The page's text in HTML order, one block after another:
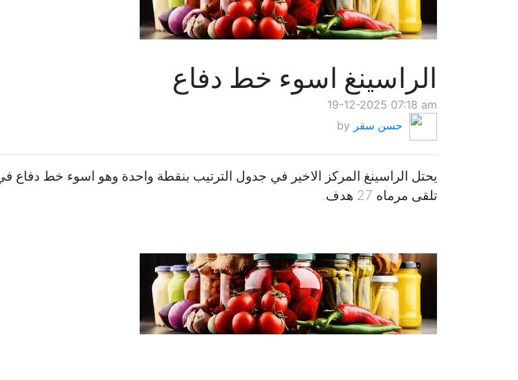
الراسينغ اسوء خط دفاع
19-12-2025 07:18 am
by حسن سقر
يحتل الراسينغ المركز الاخير في جدول الترتيب بنقطة واحدة وهو اسوء خط دفاع
تلقى مرماه 27 هدف.